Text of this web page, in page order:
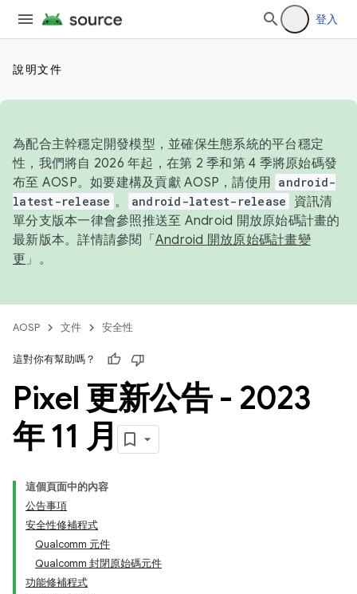
登入
說明文件
為配合主幹穩定開發模型，並確保生態系統的平台穩定
性，我們將自 2026 年起，在第 2 季和第 4 季將原始碼發
布至 AOSP。如要建構及貢獻 AOSP，請使用 android-
latest-release 。 android-latest-release
資訊清
單分支版本一律會參照推送至 Android 開放原始碼計畫的
最新版本。詳情請參閱「 Android 開放原始碼計畫變
更 」。
AOSP 文件 安全性
這對你有幫助嗎？
Pixel 更新公告 - 2023
年 11 月
這個頁面中的內容
公告事項
安全性修補程式
Qualcomm 元件
Qualcomm 封閉原始碼元件
功能修補程式